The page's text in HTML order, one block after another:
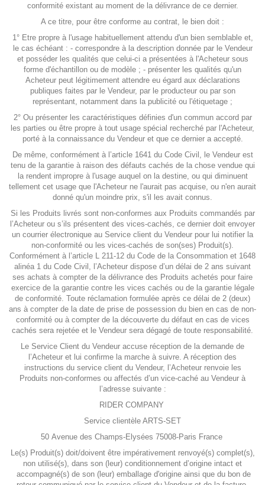
conformité existant au moment de la délivrance de ce dernier.
A ce titre, pour être conforme au contrat, le bien doit :
1° Etre propre à l'usage habituellement attendu d'un bien semblable et,
le cas échéant : - correspondre à la description donnée par le Vendeur
et posséder les qualités que celui-ci a présentées à l'Acheteur sous
forme d'échantillon ou de modèle ; - présenter les qualités qu'un
Acheteur peut légitimement attendre eu égard aux déclarations
publiques faites par le Vendeur, par le producteur ou par son
représentant, notamment dans la publicité ou l'étiquetage ;
2° Ou présenter les caractéristiques définies d'un commun accord par
les parties ou être propre à tout usage spécial recherché par l'Acheteur,
porté à la connaissance du Vendeur et que ce dernier a accepté.
De même, conformément à l’article 1641 du Code Civil, le Vendeur est
tenu de la garantie à raison des défauts cachés de la chose vendue qui
la rendent impropre à l'usage auquel on la destine, ou qui diminuent
tellement cet usage que l'Acheteur ne l'aurait pas acquise, ou n'en aurait
donné qu'un moindre prix, s'il les avait connus.
Si les Produits livrés sont non-conformes aux Produits commandés par
l’Acheteur ou s’ils présentent des vices-cachés, ce dernier doit envoyer
un courrier électronique au Service client du Vendeur pour lui notifier la
non-conformité ou les vices-cachés de son(ses) Produit(s).
Conformément à l’article L 211-12 du Code de la Consommation et 1648
alinéa 1 du Code Civil, l’Acheteur dispose d’un délai de 2 ans suivant
ses achats à compter de la délivrance des Produits achetés pour faire
exercice de la garantie contre les vices cachés ou de la garantie légale
de conformité. Toute réclamation formulée après ce délai de 2 (deux)
ans à compter de la date de prise de possession du bien en cas de non-
conformité ou à compter de la découverte du défaut en cas de vices
cachés sera rejetée et le Vendeur sera dégagé de toute responsabilité.
Le Service Client du Vendeur accuse réception de la demande de
l’Acheteur et lui confirme la marche à suivre. A réception des
instructions du service client du Vendeur, l’Acheteur renvoie les
Produits non-conformes ou affectés d’un vice-caché au Vendeur à
l’adresse suivante :
RIDER COMPANY
Service clientèle ARTS-SET
50 Avenue des Champs-Elysées 75008-Paris France
Le(s) Produit(s) doit/doivent être impérativement renvoyé(s) complet(s),
non utilisé(s), dans son (leur) conditionnement d’origine intact et
accompagné(s) de son (leur) emballage d'origine ainsi que du bon de